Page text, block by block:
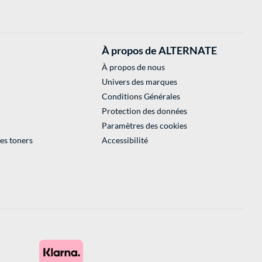
toners
À propos de ALTERNATE
À propos de nous
Univers des marques
Conditions Générales
Protection des données
Paramètres des cookies
Accessibilité